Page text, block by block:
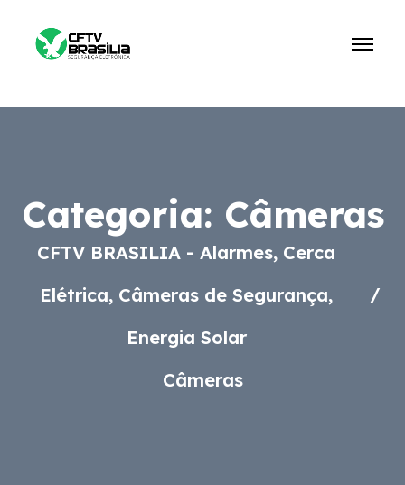
Categoria: Câmeras
CFTV BRASILIA - Alarmes, Cerca
Elétrica, Câmeras de Segurança,
Energia Solar
Câmeras